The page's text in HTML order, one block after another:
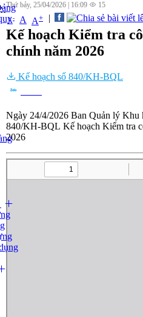
::Thứ bảy, 25/04/2026 16:09
15
A- A A+ |
Kế hoạch Kiểm tra
chính năm 2026
Kế hoạch số 840/KH-BQL
Ngày 24/4/2026 Ban Quản lý Khu
840/KH-BQL Kế hoạch Kiểm tra
2026